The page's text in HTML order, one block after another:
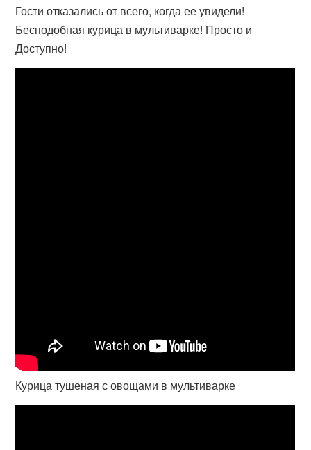
Гости отказались от всего, когда ее увидели!
Бесподобная курица в мультиварке! Просто и
Доступно!
Курица тушеная с овощами в мультиварке